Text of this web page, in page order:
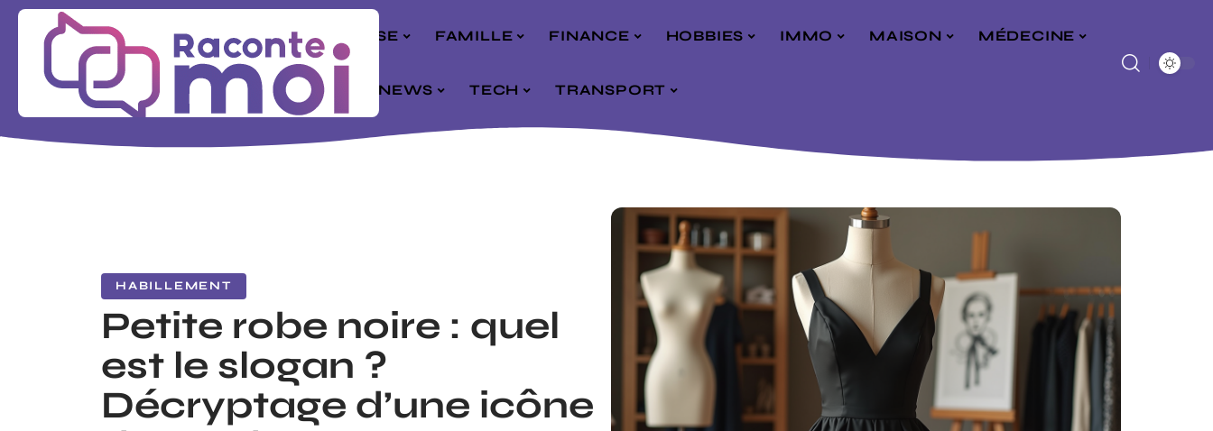
ENTREPRISE FAMILLE FINANCE HOBBIES IMMO MAISON MÉDECINE
MODE NEWS TECH TRANSPORT
HABILLEMENT
Petite robe noire : quel
est le slogan ?
Décryptage d’une icône